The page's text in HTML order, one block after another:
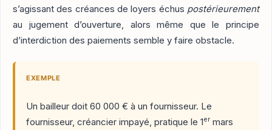
s’agissant des créances de loyers échus postérieurement
au jugement d’ouverture, alors même que le principe
d’interdiction des paiements semble y faire obstacle.
EXEMPLE
Un bailleur doit 60 000 € à un fournisseur. Le
fournisseur, créancier impayé, pratique le 1er mars